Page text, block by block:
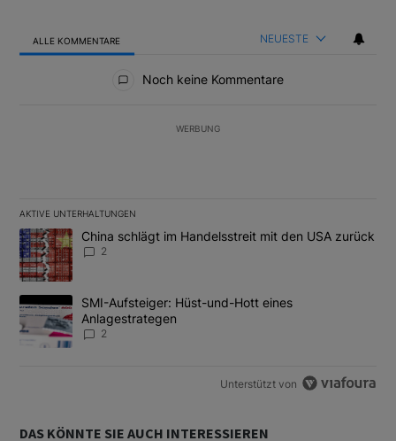
ALLE KOMMENTARE NEUESTE
Noch keine Kommentare
WERBUNG
AKTIVE UNTERHALTUNGEN
Das Folgende ist eine Liste der am meisten kommentierten
Ein Trendartikel mit dem Titel "China schlägt im Handelsstreit
China schlägt im Handelsstreit mit den USA zurück
2
Ein Trendartikel mit dem Titel "SMI-Aufsteiger: Hüst-und-Hott
SMI-Aufsteiger: Hüst-und-Hott eines
Anlagestrategen
2
Unterstützt von
DAS KÖNNTE SIE AUCH INTERESSIEREN